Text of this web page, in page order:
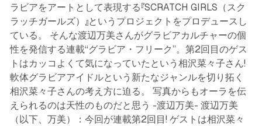
ラビアをアートとして表現する『SCRATCH GIRLS（スク
ラッチガールズ）』というプロジェクトをプロデュースし
ている。 そんな渡辺万美さんがグラビアカルチャーの個
性を発信する連載“グラビア・フリーク”。第2回目のゲス
トはカッコよくて気になっていたという相沢菜々子さん!
軟体グラビアアイドルという新たなジャンルを切り拓く
相沢菜々子さんの考え方に迫る。 写真からもオーラを伝
えられるのは天性のものだと思う -渡辺万美- 渡辺万美
（以下、万美）：今回が連載第2回目! ゲストは相沢菜々